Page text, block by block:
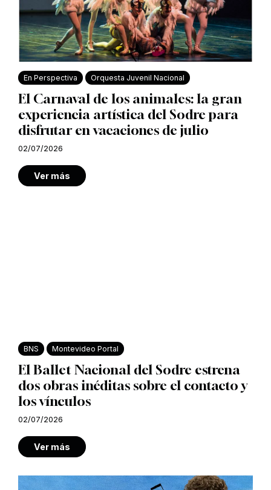
En Perspectiva Orquesta Juvenil Nacional
El Carnaval de los animales: la gran
experiencia artística del Sodre para
disfrutar en vacaciones de julio
02/07/2026
Ver más
BNS Montevideo Portal
El Ballet Nacional del Sodre estrena
dos obras inéditas sobre el contacto y
los vínculos
02/07/2026
Ver más